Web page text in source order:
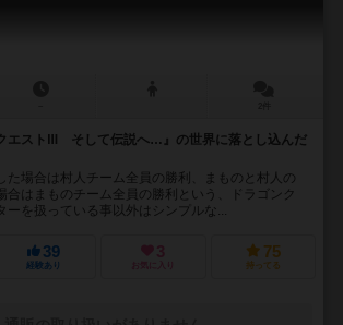
エストⅢ そして伝説へ…』の世界に落とし込んだ
た場合は村人チーム全員の勝利、まものと村人の
合はまものチーム全員の勝利という、ドラゴンク
ーを扱っている事以外はシンプルな...
39
経験あり
3
お気に入り
75
持ってる